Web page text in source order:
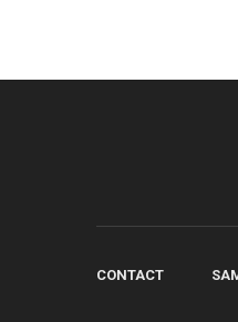
CONTACT